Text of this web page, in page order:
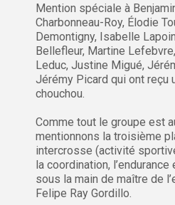
Mention spéciale à
Charbonneau-Roy, Élodie
Demontigny, Isabelle
Bellefleur, Martine
Leduc, Justine Migué,
Jérémy Picard qui ont reçu
chouchou.
Comme tout le groupe est
mentionnons la troisième
intercrosse (activité
la coordination, l’endurance
sous la main de maître de
Felipe Ray Gordillo.